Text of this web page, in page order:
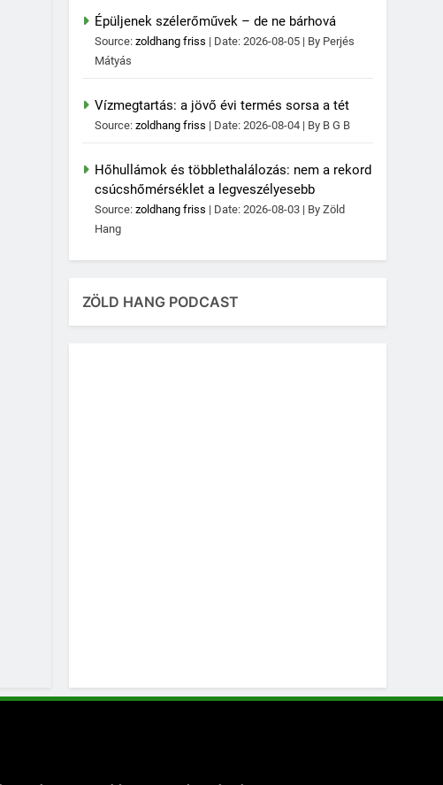
Épüljenek szélerőművek – de ne bárhová
Source:zoldhang friss Date: 2026-08-05
By Perjés
Mátyás
Vízmegtartás: a jövő évi termés sorsa a tét
Source:zoldhang friss Date: 2026-08-04 By B G B
Hőhullámok és többlethalálozás: nem a rekord
csúcshőmérséklet a legveszélyesebb
Source:zoldhang friss Date: 2026-08-03
By Zöld
Hang
ZÖLD HANG PODCAST